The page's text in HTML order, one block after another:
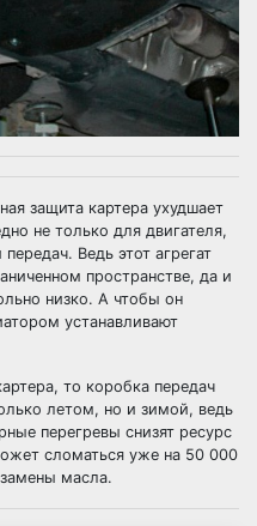
защита картера ухудшает
не только для двигателя,
Ведь этот агрегат
пространстве, да и
низко. А чтобы он
устанавливают
то коробка передач
летом, но и зимой, ведь
перегревы снизят ресурс
сломаться уже на 50 000
масла.